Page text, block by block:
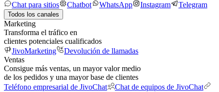
Chat para sitios
Chatbot WhatsApp Instagram Telegram
Todos los canales
Marketing
Transforma el tráfico en
clientes potenciales cualificados
JivoMarketing
Devolución de llamadas
Ventas
Consigue más ventas, un mayor valor medio
de los pedidos y una mayor base de clientes
Teléfono empresarial de JivoChat
Chat de equipos de JivoChat